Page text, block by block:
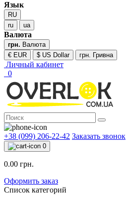
Язык
RU
ru
ua
Валюта
грн. Валюта
€ EUR
$ US Dollar грн. Гривна
Личный кабинет
0
+38 (099) 206-22-42 Заказать звонок
0
0.00 грн.
Оформить заказ
Список категорий